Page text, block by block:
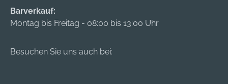
Barverkauf:
Montag bis Freitag - 08:00 bis 13:00 Uhr
Besuchen Sie uns auch bei: